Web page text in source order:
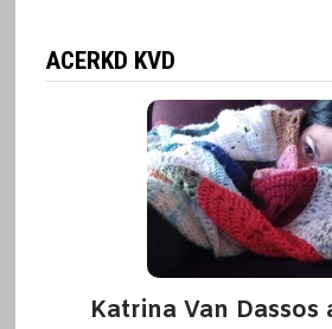
ACERKD KVD
Katrina Van Dassos